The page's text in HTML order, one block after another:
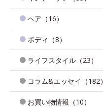
ヘア（16）
ボディ（8）
ライフスタイル（23）
コラム&エッセイ（182）
お買い物情報（10）